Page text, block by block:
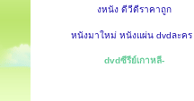
งหนัง ดีวีดีราคาถูก
หนังมาใหม่ หนังแผ่น dvdละคร .
dvdซีรีย์เกาหลี-